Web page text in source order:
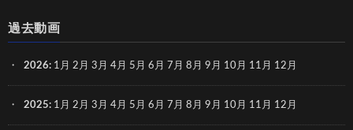
過去動画
2026: 1月 2月 3月 4月 5月 6月 7月 8月 9月 10月 11月 12月
2025: 1月 2月 3月 4月 5月 6月 7月 8月 9月 10月 11月 12月